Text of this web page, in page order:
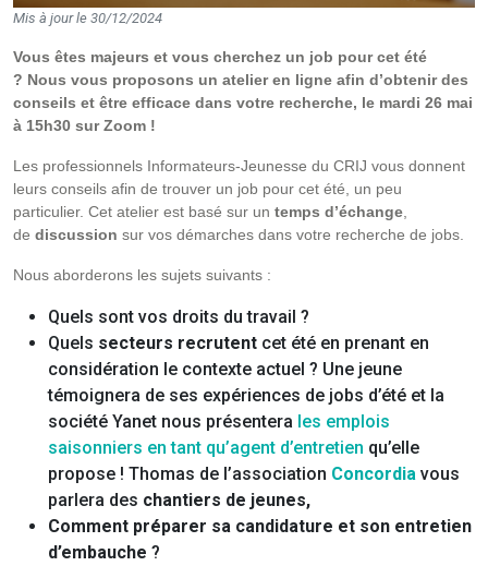
Mis à jour le 30/12/2024
Vous êtes majeurs et vous cherchez un job pour cet été
? Nous vous proposons un atelier en ligne afin d’obtenir des
conseils et être efficace dans votre recherche, le mardi 26 mai
à 15h30 sur Zoom !
Les professionnels Informateurs-Jeunesse du CRIJ vous donnent
leurs conseils afin de trouver un job pour cet été, un peu
particulier. Cet atelier est basé sur un temps d’échange,
de discussion sur vos démarches dans votre recherche de jobs.
Nous aborderons les sujets suivants :
Quels sont vos droits du travail ?
Quels secteurs recrutent cet été en prenant en
considération le contexte actuel ? Une jeune
témoignera de ses expériences de jobs d’été et la
société Yanet nous présentera les emplois
saisonniers en tant qu’agent d’entretien qu’elle
propose ! Thomas de l’association Concordia vous
parlera des chantiers de jeunes,
Comment préparer sa candidature et son entretien
d’embauche ?